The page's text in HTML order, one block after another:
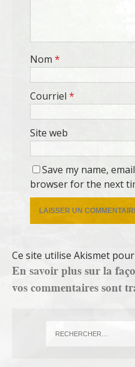
Nom *
Courriel *
Site web
Save my name,
browser for the next
Ce site utilise Akismet
En savoir plus sur la
vos commentaires sont